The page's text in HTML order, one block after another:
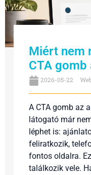
Miért nem
CTA gomb
2026-05-22
A CTA gomb az
látogató már
léphet is:
feliratkozik,
fontos oldalra.
találkozik vele.